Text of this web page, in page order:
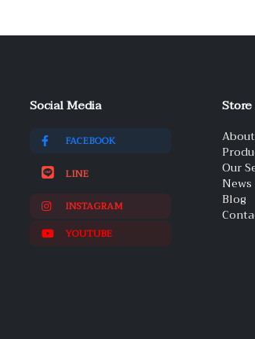
Social Media
FACEBOOK
LINE
INSTAGRAM
YOUTUBE
Our
News
Blog